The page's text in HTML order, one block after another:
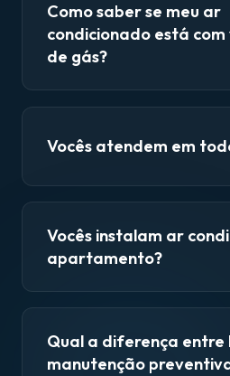
Como saber se meu ar
condicionado está
de gás?
Vocês atendem em
Vocês instalam ar
apartamento?
Qual a diferença entre
manutenção